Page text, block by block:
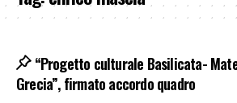
“Progetto culturale Basilicata-
Grecia”, firmato accordo quadro